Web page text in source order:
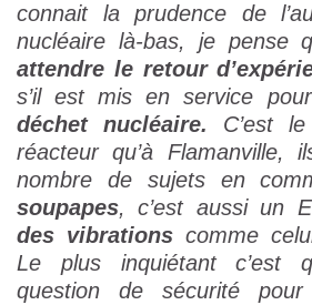
connait la prudence de
nucléaire là-bas, je pense
attendre le retour
s’il est mis en service
déchet nucléaire. C’est
réacteur qu’à Flamanville,
nombre de sujets en
soupapes, c’est aussi un
des vibrations comme
Le plus inquiétant c’est
question de sécurité pour